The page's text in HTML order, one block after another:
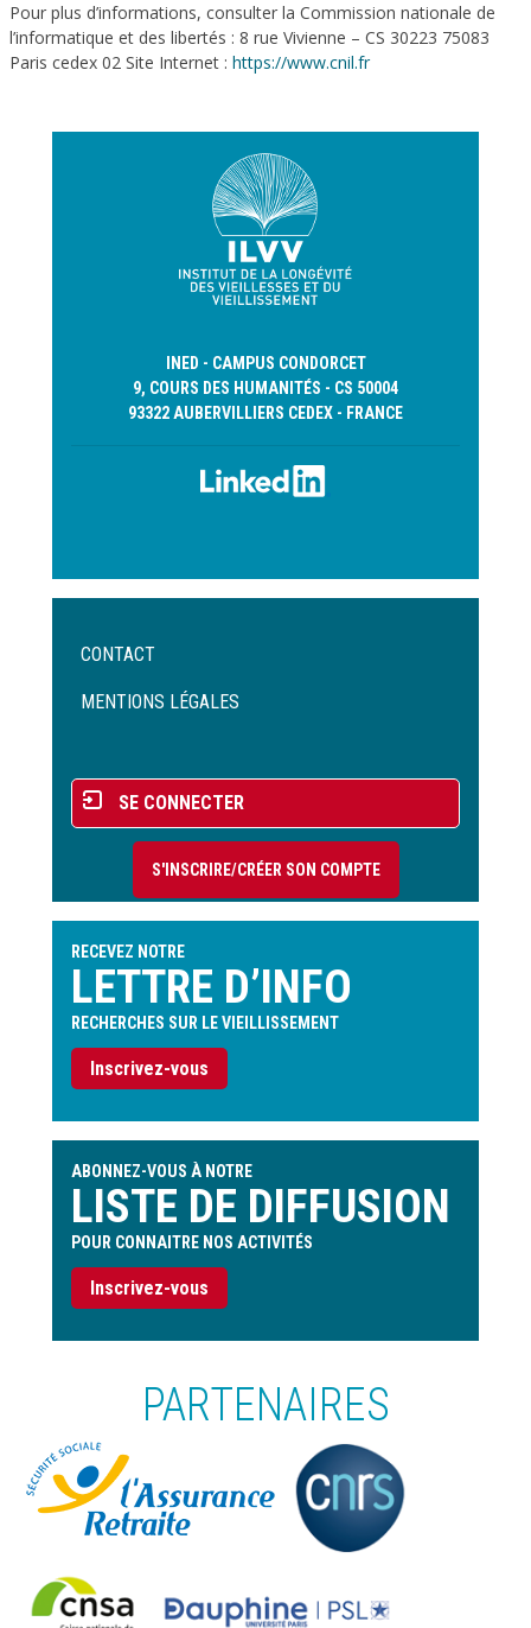
Pour plus d’informations, consulter la Commission nationale de
l’informatique et des libertés : 8 rue Vivienne – CS 30223 75083
Paris cedex 02 Site Internet : https://www.cnil.fr
INED - CAMPUS CONDORCET
9, COURS DES HUMANITÉS - CS 50004
93322 AUBERVILLIERS CEDEX - FRANCE
Menu
de
CONTACT
MENTIONS LÉGALES
Menu
du
compte
l'utilisateur
SE CONNECTER
S'INSCRIRE/CRÉER SON COMPTE
RECEVEZ NOTRE
LETTRE D’INFO
RECHERCHES SUR LE VIEILLISSEMENT
Inscrivez-vous
ABONNEZ-VOUS À NOTRE
LISTE DE DIFFUSION
POUR CONNAITRE NOS ACTIVITÉS
Inscrivez-vous
PARTENAIRES